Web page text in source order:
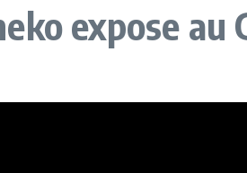
expose au